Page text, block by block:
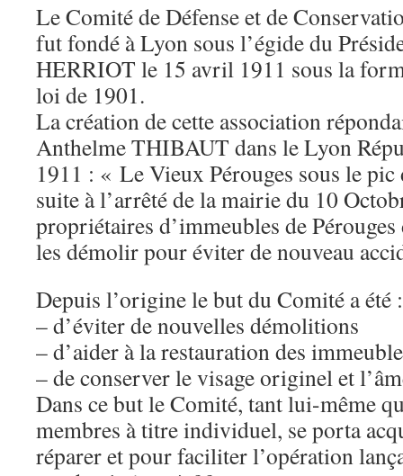
Le Comité de Défense et de
fut fondé à Lyon sous l’égide du
HERRIOT le 15 avril 1911 sous la
loi de 1901.
La création de cette association
Anthelme THIBAUT dans le Lyon
1911 : « Le Vieux Pérouges sous le
suite à l’arrêté de la mairie du 10
propriétaires d’immeubles de
les démolir pour éviter de nouveau
Depuis l’origine le but du Comité a été :
– d’éviter de nouvelles démolitions
– d’aider à la restauration des
– de conserver le visage originel et
Dans ce but le Comité, tant lui-même
membres à titre individuel, se porta
réparer et pour faciliter l’opération